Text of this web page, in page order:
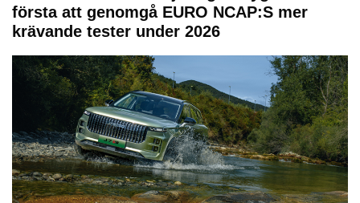
första att genomgå EURO NCAP:S mer
krävande tester under 2026